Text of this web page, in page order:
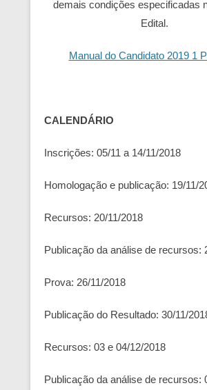
demais condições especificadas
Edital.
Manual do Candidato 2019 1
CALENDÁRIO
Inscrições: 05/11 a 14/11/2018
Homologação e publicação: 19/11/
Recursos: 20/11/2018
Publicação da análise de recursos:
Prova: 26/11/2018
Publicação do Resultado: 30/11/
Recursos: 03 e 04/12/2018
Publicação da análise de recursos: